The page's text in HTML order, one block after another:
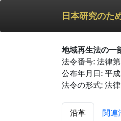
日本研究のた
地域再生法の一
法令番号: 法律
公布年月日: 平
法令の形式: 法律
沿革 関連